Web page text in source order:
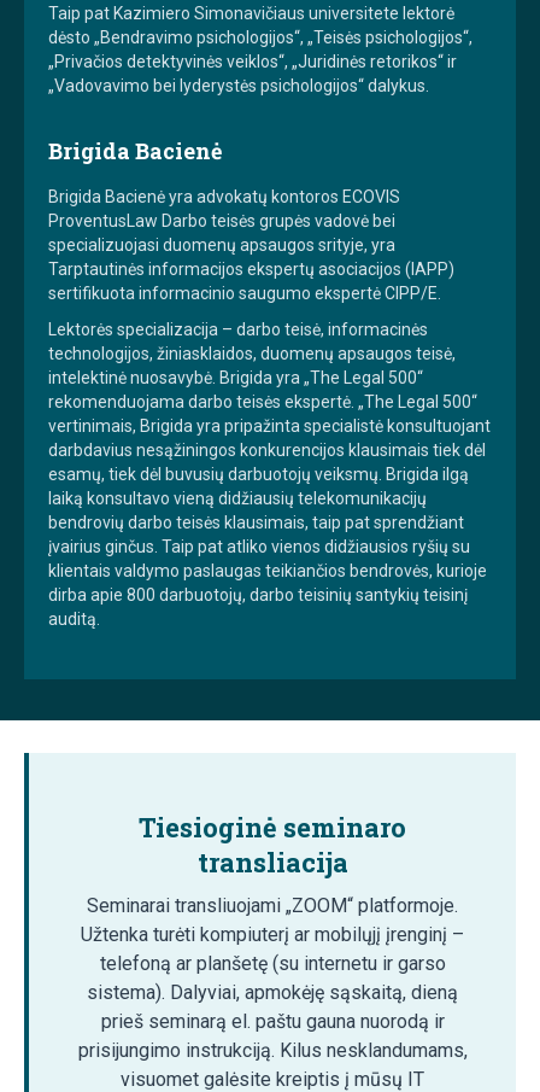
Taip pat Kazimiero Simonavičiaus universitete lektorė
dėsto „Bendravimo psichologijos“, „Teisės psichologijos“,
„Privačios detektyvinės veiklos“, „Juridinės retorikos“ ir
„Vadovavimo bei lyderystės psichologijos“ dalykus.
Brigida Bacienė
Brigida Bacienė yra advokatų kontoros ECOVIS
ProventusLaw Darbo teisės grupės vadovė bei
specializuojasi duomenų apsaugos srityje, yra
Tarptautinės informacijos ekspertų asociacijos (IAPP)
sertifikuota informacinio saugumo ekspertė CIPP/E.
Lektorės specializacija – darbo teisė, informacinės
technologijos, žiniasklaidos, duomenų apsaugos teisė,
intelektinė nuosavybė. Brigida yra „The Legal 500“
rekomenduojama darbo teisės ekspertė. „The Legal 500“
vertinimais, Brigida yra pripažinta specialistė konsultuojant
darbdavius nesąžiningos konkurencijos klausimais tiek dėl
esamų, tiek dėl buvusių darbuotojų veiksmų. Brigida ilgą
laiką konsultavo vieną didžiausių telekomunikacijų
bendrovių darbo teisės klausimais, taip pat sprendžiant
įvairius ginčus. Taip pat atliko vienos didžiausios ryšių su
klientais valdymo paslaugas teikiančios bendrovės, kurioje
dirba apie 800 darbuotojų, darbo teisinių santykių teisinį
auditą.
Tiesioginė seminaro
transliacija
Seminarai transliuojami „ZOOM“ platformoje.
Užtenka turėti kompiuterį ar mobilųjį įrenginį –
telefoną ar planšetę (su internetu ir garso
sistema). Dalyviai, apmokėję sąskaitą, dieną
prieš seminarą el. paštu gauna nuorodą ir
prisijungimo instrukciją. Kilus nesklandumams,
visuomet galėsite kreiptis į mūsų IT